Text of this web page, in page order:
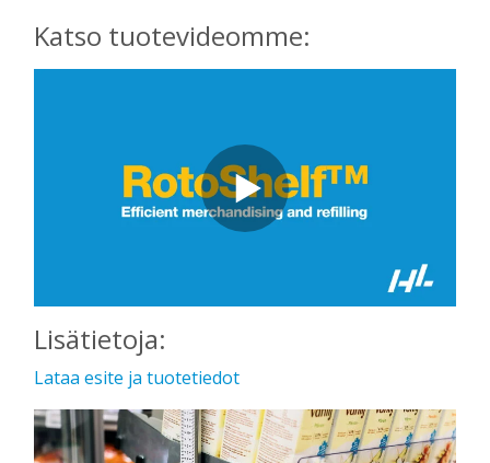
Katso tuotevideomme:
Lisätietoja:
Lataa esite ja tuotetiedot